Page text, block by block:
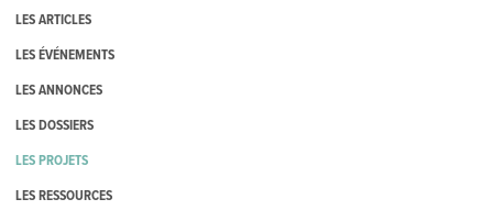
LES ARTICLES
LES ÉVÉNEMENTS
LES ANNONCES
LES DOSSIERS
LES PROJETS
LES RESSOURCES